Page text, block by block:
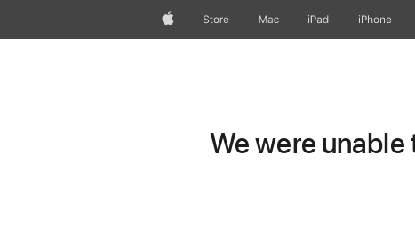
AppleStore Mac iPad iPhone
We were